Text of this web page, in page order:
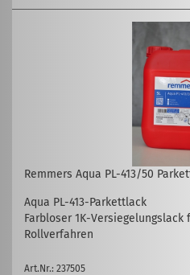
Remmers Aqua PL-413/50
Aqua PL-413-Parkettlack
Farbloser 1K-
Rollverfahren
Art.Nr.: 237505